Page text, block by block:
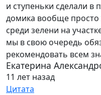
и ступеньки сделали в
домика вообще просто
среди зелени на
мы в свою очередь
рекомендовать всем
Екатерина
11 лет назад
Цитата